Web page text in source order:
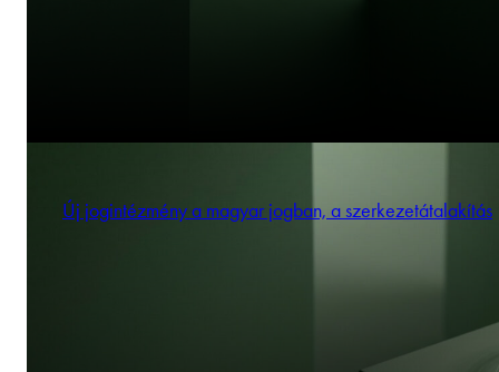
Új jogintézmény a magyar jogban, a szerkezetátalakítás